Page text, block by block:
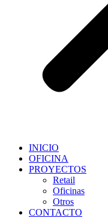
INICIO
OFICINA
PROYECTOS
Retail
Oficinas
Otros
CONTACTO